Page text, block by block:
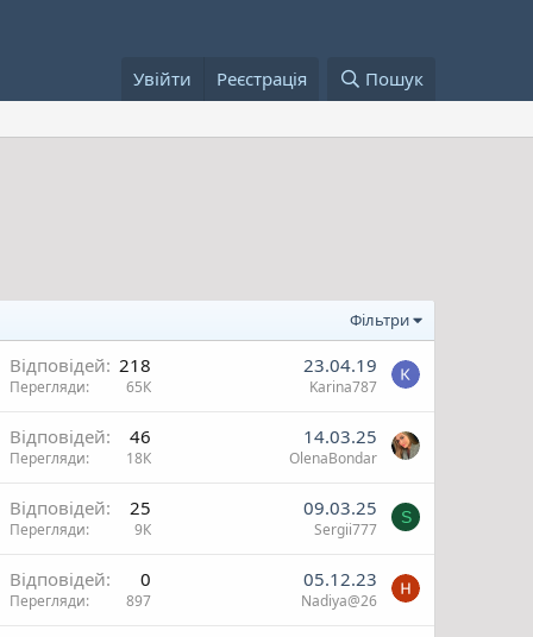
Увійти Реєстрація Пошук
Фільтри
Відповідей 218
Перегляди 65К
23.04.19
Karina787
Відповідей 46
Перегляди 18К
14.03.25
OlenaBondar
Відповідей 25
Перегляди 9К
09.03.25
Sergii777
S
Відповідей 0
Перегляди 897
05.12.23
Nadiya@26